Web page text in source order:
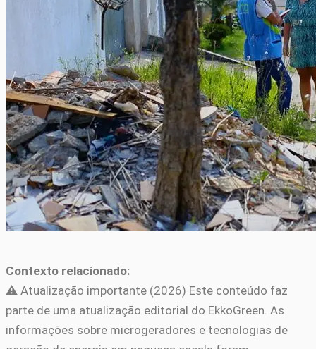
Contexto relacionado:
⚠️ Atualização importante (2026) Este conteúdo faz
parte de uma atualização editorial do EkkoGreen. As
informações sobre microgeradores e tecnologias de